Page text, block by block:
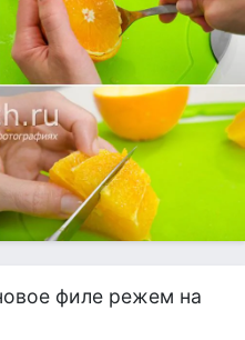
филе режем на